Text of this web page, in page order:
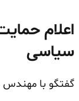
اعلام
سیاسی
گفتگو با مهندس